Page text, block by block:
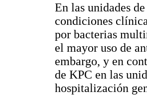
En las unidades
condiciones
por bacterias
el mayor uso de
embargo, y en
de KPC en las
hospitalización